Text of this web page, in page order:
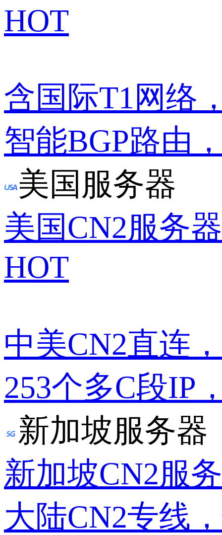
HOT
含国际T1网络
智能BGP路由
美国服务器
美国CN2服务器
HOT
中美CN2直连
253个多C段IP
新加坡服务器
新加坡CN2服
大陆CN2专线